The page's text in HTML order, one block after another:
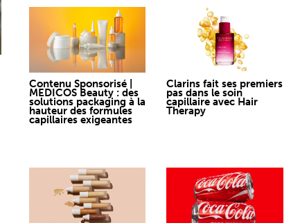
Contenu Sponsorisé |
MEDICOS Beauty : des
solutions packaging à la
hauteur des formules
capillaires exigeantes
Clarins fait ses premiers
pas dans le soin
capillaire avec Hair
Therapy